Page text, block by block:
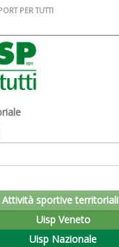
PER TUTTI
Attività sportive territoriali
Uisp Veneto
Uisp Nazionale